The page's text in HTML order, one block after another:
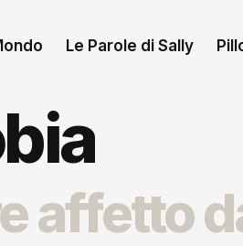
Le Parole di Sally
affetto